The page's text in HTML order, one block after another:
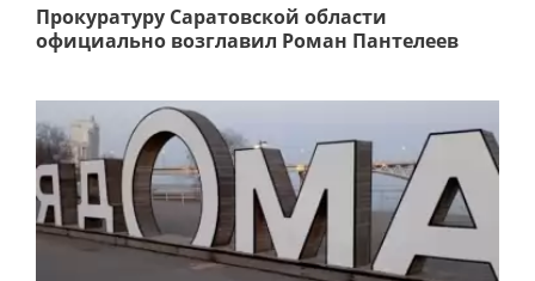
Прокуратуру Саратовской области
официально возглавил Роман Пантелеев